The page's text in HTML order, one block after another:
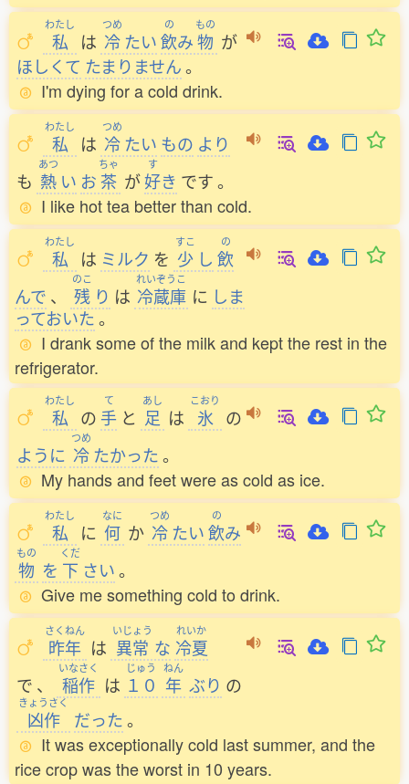
わたし
私 は
つめ
冷たい
の
飲み
もの
物 が
ほしくて たまりません。
I'm dying for a cold drink.
わたし
私 は
つめ
冷たい もの より
も
あつ
熱 い お
ちゃ
茶 が
す
好き です。
I like hot tea better than cold.
わたし
私 は ミルク を
すこ
少 し
の
飲
んで 、
のこ
残 り は
れいぞうこ
冷蔵庫 に しま
っておいた。
I drank some of the milk and kept the rest in the
refrigerator.
わたし
私 の
て
手 と
あし
足 は
こおり
氷 の
ように
つめ
冷たかった。
My hands and feet were as cold as ice.
わたし
私 に
なに
何 か
つめ
冷たい
の
飲み
もの
物 を
くだ
下 さい。
Give me something cold to drink.
さくねん
昨年 は
いじょう
異常 な
れいか
冷夏
で 、
いなさく
稲作 は
じゅう
１０
ねん
年 ぶり の
きょうさく
凶作 だった。
It was exceptionally cold last summer, and the
rice crop was the worst in 10 years.